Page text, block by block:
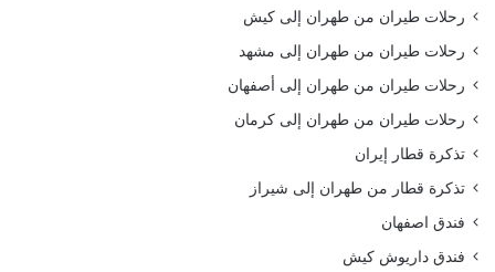
رحلات طيران من طهران إلى كيش
رحلات طيران من طهران إلى مشهد
رحلات طيران من طهران إلى أصفهان
رحلات طيران من طهران إلى كرمان
تذكرة قطار إيران
تذكرة قطار من طهران إلى شيراز
فندق اصفهان
فندق داريوش كيش